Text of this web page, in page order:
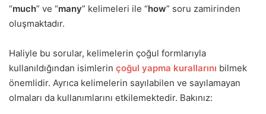
“much” ve “many” kelimeleri ile “how” soru zamirinden
oluşmaktadır.
Haliyle bu sorular, kelimelerin çoğul formlarıyla
kullanıldığından isimlerin çoğul yapma kurallarını bilmek
önemlidir. Ayrıca kelimelerin sayılabilen ve sayılamayan
olmaları da kullanımlarını etkilemektedir. Bakınız: